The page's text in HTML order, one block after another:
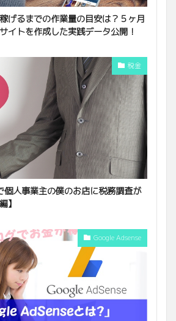
げるまでの作業量の目安は？５ヶ月
イトを作成した実践データ公開！
税金
人事業主の僕のお店に税務調査が
】
Google Adsense